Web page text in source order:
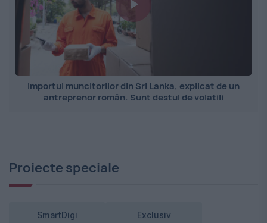
Importul muncitorilor din Sri Lanka, explicat de un
antreprenor român. Sunt destul de volatili
Proiecte speciale
SmartDigi Exclusiv